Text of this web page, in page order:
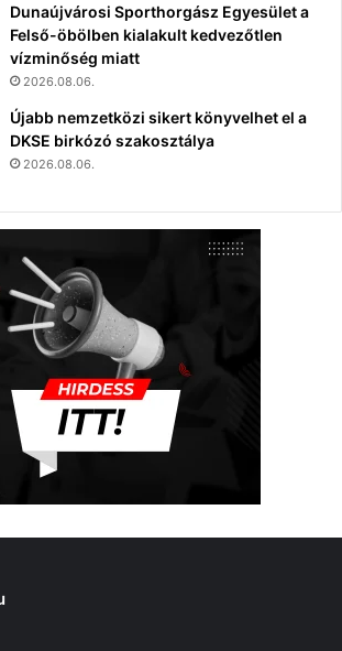
Dunaújvárosi Sporthorgász Egyesület a
Felső-öbölben kialakult kedvezőtlen
vízminőség miatt
2026.08.06.
Újabb nemzetközi sikert könyvelhet el a
DKSE birkózó szakosztálya
2026.08.06.